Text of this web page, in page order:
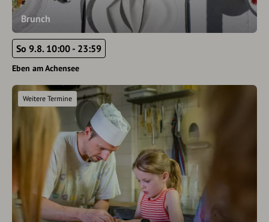
Brunch
So 9.8. 10:00 - 23:59
Eben am Achensee
Weitere Termine